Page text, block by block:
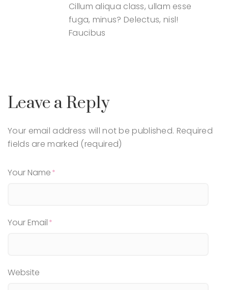
Cillum aliqua class, ullam esse
fuga, minus? Delectus, nisl!
Faucibus
Leave a Reply
Your email address will not be published. Required
fields are marked (required)
Your Name
Your Email
Website